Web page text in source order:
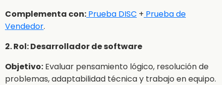
Complementa con: Prueba DISC + Prueba de
Vendedor.
2. Rol: Desarrollador de software
Objetivo: Evaluar pensamiento lógico, resolución de
problemas, adaptabilidad técnica y trabajo en equipo.